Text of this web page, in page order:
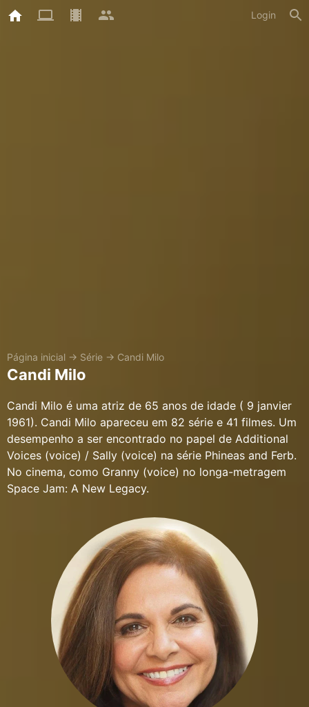
Login
Página inicial → Série → Candi Milo
Candi Milo
Candi Milo é uma atriz de 65 anos de idade ( 9 janvier
1961). Candi Milo apareceu em 82 série e 41 filmes. Um
desempenho a ser encontrado no papel de Additional
Voices (voice) / Sally (voice) na série Phineas and Ferb.
No cinema, como Granny (voice) no longa-metragem
Space Jam: A New Legacy.